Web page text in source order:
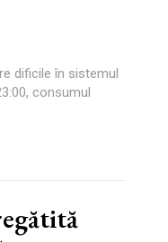
dificile în sistemul
consumul